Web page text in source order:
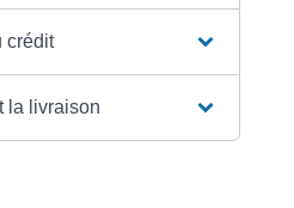
crédit
la livraison